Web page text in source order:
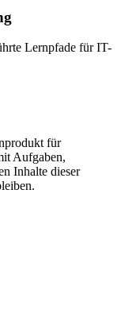
Lernpfade für IT-
für
Aufgaben,
Inhalte dieser